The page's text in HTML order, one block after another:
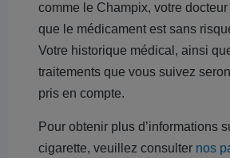
comme le Champix, votre docteur
que le médicament est sans
Votre historique médical, ainsi
traitements que vous suivez
pris en compte.
Pour obtenir plus d’informations
cigarette, veuillez consulter nos